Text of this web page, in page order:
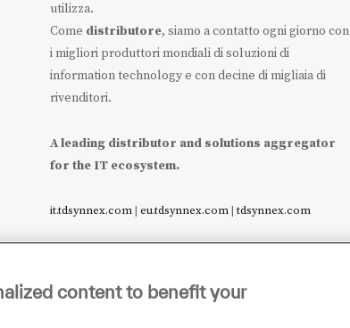
utilizza.
Come distributore, siamo a contatto ogni giorno con
i migliori produttori mondiali di soluzioni di
information technology e con decine di migliaia di
rivenditori.
A leading distributor and solutions aggregator
for the IT ecosystem.
it.tdsynnex.com| eu.tdsynnex.com|tdsynnex.com
content to benefit your